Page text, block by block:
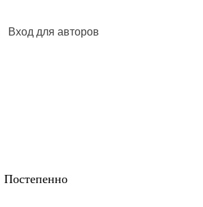
Вход для авторов
Постепенно